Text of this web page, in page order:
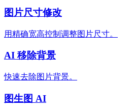
图片尺寸修改
用精确宽高控制调整图片尺寸。
AI 移除背景
快速去除图片背景。
图生图 AI